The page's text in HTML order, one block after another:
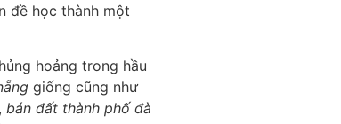
đề học thành một
hoảng trong hầu
giống cũng như
bán đất thành phố đà